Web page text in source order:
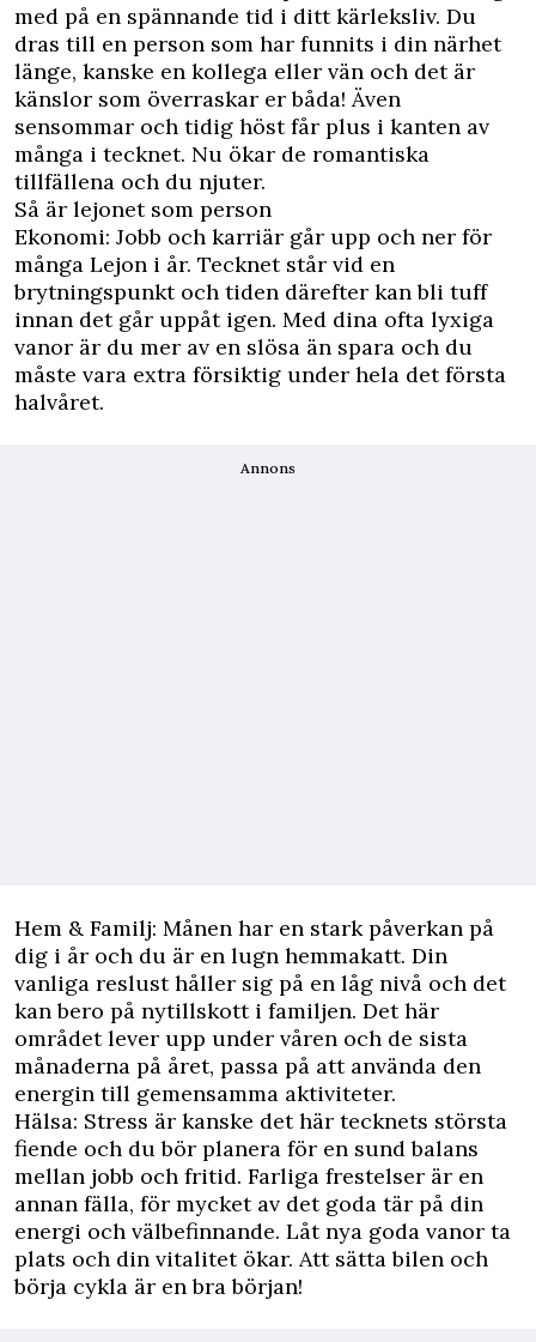
med på en spännande tid i ditt kärleksliv. Du
dras till en person som har funnits i din närhet
länge, kanske en kollega eller vän och det är
känslor som överraskar er båda! Även
sensommar och tidig höst får plus i kanten av
många i tecknet. Nu ökar de romantiska
tillfällena och du njuter.
Så är lejonet som person
Ekonomi: Jobb och karriär går upp och ner för
många Lejon i år. Tecknet står vid en
brytningspunkt och tiden därefter kan bli tuff
innan det går uppåt igen. Med dina ofta lyxiga
vanor är du mer av en slösa än spara och du
måste vara extra försiktig under hela det första
halvåret.
Annons
Hem & Familj: Månen har en stark påverkan på
dig i år och du är en lugn hemmakatt. Din
vanliga reslust håller sig på en låg nivå och det
kan bero på nytillskott i familjen. Det här
området lever upp under våren och de sista
månaderna på året, passa på att använda den
energin till gemensamma aktiviteter.
Hälsa: Stress är kanske det här tecknets största
fiende och du bör planera för en sund balans
mellan jobb och fritid. Farliga frestelser är en
annan fälla, för mycket av det goda tär på din
energi och välbefinnande. Låt nya goda vanor ta
plats och din vitalitet ökar. Att sätta bilen och
börja cykla är en bra början!